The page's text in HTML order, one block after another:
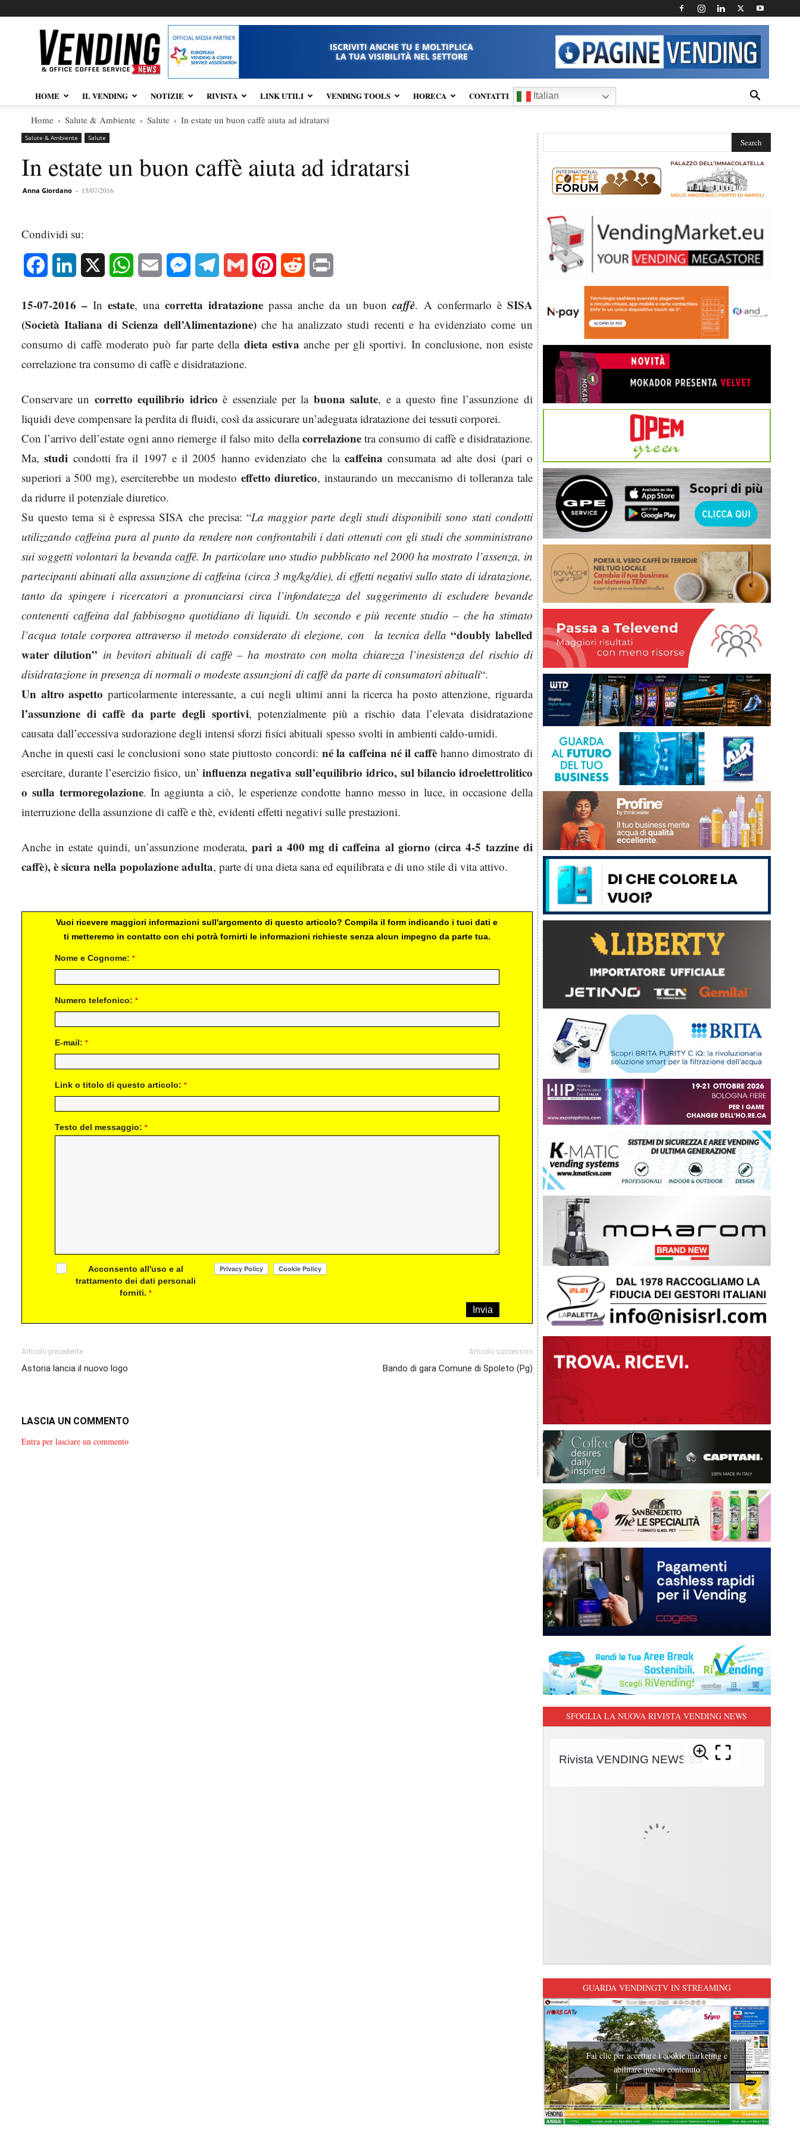
Vendingnews.it
ISCRIVITI ANCHE TU E MOLTIPLICA
LA TUA VISIBILITÀ NEL SETTORE
HOME IL VENDING NOTIZIE RIVISTA LINK UTILI VENDING TOOLS HORECA CONTATTI Italian
Home Salute & Ambiente Salute In estate un buon caffè aiuta ad idratarsi
Salute & Ambiente Salute
In estate un buon caffè aiuta ad idratarsi
Anna Giordano - 15/07/2016
Condividi su:
Facebook LinkedIn WhatsAppEmail MessengerTelegram Gmail Pinterest Reddit
15-07-2016 –Inestate, unacorretta idratazione passa anche da un buon caffè. A confermarlo è SISA
(Società Italiana di Scienza dell’Alimentazione)che ha analizzato studi recenti e ha evidenziato come un
consumo di caffè moderato può far parte della dieta estiva anche per gli sportivi. In conclusione, non esiste
correlazione tra consumo di caffè e disidratazione.
Conservare un corretto equilibrio idrico è essenziale per la buona salute, e a questo fine l’assunzione di
liquidi deve compensare la perdita di fluidi, così da assicurare un’adeguata idratazione dei tessuti corporei.
Con l’arrivo dell’estate ogni anno riemerge il falso mito dellacorrelazionetra consumo di caffè e disidratazione.
Ma,studi condotti fra il 1997 e il 2005 hanno evidenziato che lacaffeina consumata ad alte dosi (pari o
superiori a 500 mg), eserciterebbe un modesto effetto diuretico, instaurando un meccanismo di tolleranza tale
da ridurre il potenziale diuretico.
Su questo tema si è espressa SISA che precisa: “La maggior parte degli studi disponibili sono stati condotti
utilizzando caffeina pura al punto da rendere non confrontabili i dati ottenuti con gli studi che somministrano
sui soggetti volontari la bevanda caffè. In particolare uno studio pubblicato nel 2000 ha mostrato l’assenza, in
partecipanti abituati alla assunzione di caffeina (circa 3 mg/kg/die), di effetti negativi sullo stato di idratazione,
tanto da spingere i ricercatori a pronunciarsi circa l’infondatezza del suggerimento di escludere bevande
contenenti caffeina dal fabbisogno quotidiano di liquidi. Un secondo e più recente studio – che ha stimato
l’acqua totale corporea attraverso il metodo considerato di elezione, con la tecnica della “doubly labelled
water dilution” in bevitori abituali di caffè – ha mostrato con molta chiarezza l’inesistenza del rischio di
disidratazione in presenza di normali o modeste assunzioni di caffè da parte di consumatori abituali“.
Un altro aspetto particolarmente interessante, a cui negli ultimi anni la ricerca ha posto attenzione, riguarda
l’assunzione di caffè da parte degli sportivi, potenzialmente più a rischio data l’elevata disidratazione
causata dall’eccessiva sudorazione degli intensi sforzi fisici abituali spesso svolti in ambienti caldo-umidi.
Anche in questi casi le conclusioni sono state piuttosto concordi: né la caffeina né il caffèhanno dimostrato di
esercitare, durante l’esercizio fisico, un’ influenza negativa sull’equilibrio idrico, sul bilancio idroelettrolitico
o sulla termoregolazione. In aggiunta a ciò, le esperienze condotte hanno messo in luce, in occasione della
interruzione della assunzione di caffè e thè, evidenti effetti negativi sulle prestazioni.
Anche in estate quindi, un’assunzione moderata, pari a 400 mg di caffeina al giorno (circa 4-5 tazzine di
caffè), è sicura nella popolazione adulta, parte di una dieta sana ed equilibrata e di uno stile di vita attivo.
Vuoi ricevere maggiori informazioni sull'argomento di questo articolo? Compila il form indicando i tuoi dati e
ti metteremo in contatto con chi potrà fornirti le informazioni richieste senza alcun impegno da parte tua.
Nome e Cognome: *
Numero telefonico: *
E-mail: *
Link o titolo di questo articolo: *
Testo del messaggio: *
Acconsento all'uso e al
trattamento dei dati personali
forniti.*
Articolo precedente
Astoria lancia il nuovo logo
Articolo successivo
Bando di gara Comune di Spoleto (Pg)
LASCIA UN COMMENTO
Entra per lasciare un commento
SFOGLIA LA NUOVA RIVISTA VENDING NEWS
GUARDA VENDINGTV IN STREAMING
Fai clic per accettare i cookie marketing e
abilitare questo contenuto